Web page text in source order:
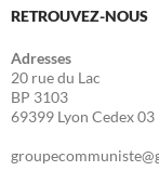
RETROUVEZ-NOUS
Adresses
20 rue du Lac
BP 3103
69399 Lyon Cedex 03